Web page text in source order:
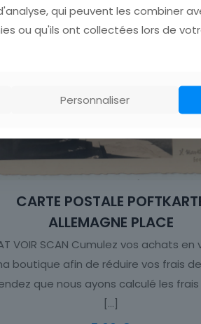
CARTE POSTALE
ALLEMAGNE PLACE
VOIR SCAN Cumulez vos achats en
boutique afin de réduire vos frais
que nous ayons calculé les
[…]
qui peuvent les combiner
ou qu'ils ont collectées lors de
Personnaliser